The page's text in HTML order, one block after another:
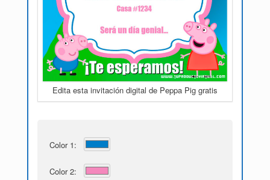
Edita esta invitación digital de Peppa Pig gratis
Color 1:
Color 2: